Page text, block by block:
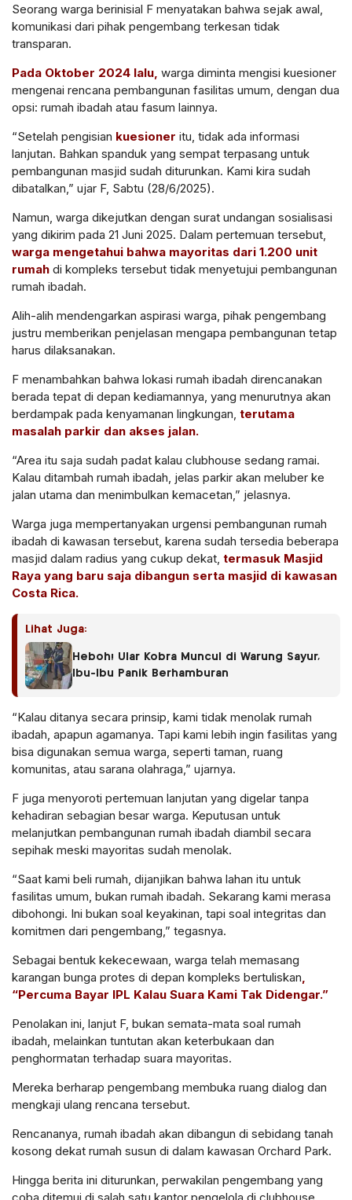
Seorang warga berinisial F menyatakan bahwa sejak awal,
komunikasi dari pihak pengembang terkesan tidak
transparan.
Pada Oktober 2024 lalu, warga diminta mengisi kuesioner
mengenai rencana pembangunan fasilitas umum, dengan dua
opsi: rumah ibadah atau fasum lainnya.
“Setelah pengisian kuesioner itu, tidak ada informasi
lanjutan. Bahkan spanduk yang sempat terpasang untuk
pembangunan masjid sudah diturunkan. Kami kira sudah
dibatalkan,” ujar F, Sabtu (28/6/2025).
Namun, warga dikejutkan dengan surat undangan sosialisasi
yang dikirim pada 21 Juni 2025. Dalam pertemuan tersebut,
warga mengetahui bahwa mayoritas dari 1.200 unit
rumah di kompleks tersebut tidak menyetujui pembangunan
rumah ibadah.
Alih-alih mendengarkan aspirasi warga, pihak pengembang
justru memberikan penjelasan mengapa pembangunan tetap
harus dilaksanakan.
F menambahkan bahwa lokasi rumah ibadah direncanakan
berada tepat di depan kediamannya, yang menurutnya akan
berdampak pada kenyamanan lingkungan, terutama
masalah parkir dan akses jalan.
“Area itu saja sudah padat kalau clubhouse sedang ramai.
Kalau ditambah rumah ibadah, jelas parkir akan meluber ke
jalan utama dan menimbulkan kemacetan,” jelasnya.
Warga juga mempertanyakan urgensi pembangunan rumah
ibadah di kawasan tersebut, karena sudah tersedia beberapa
masjid dalam radius yang cukup dekat, termasuk Masjid
Raya yang baru saja dibangun serta masjid di kawasan
Costa Rica.
Lihat Juga:
Heboh! Ular Kobra Muncul di Warung Sayur,
Ibu-Ibu Panik Berhamburan
“Kalau ditanya secara prinsip, kami tidak menolak rumah
ibadah, apapun agamanya. Tapi kami lebih ingin fasilitas yang
bisa digunakan semua warga, seperti taman, ruang
komunitas, atau sarana olahraga,” ujarnya.
F juga menyoroti pertemuan lanjutan yang digelar tanpa
kehadiran sebagian besar warga. Keputusan untuk
melanjutkan pembangunan rumah ibadah diambil secara
sepihak meski mayoritas sudah menolak.
“Saat kami beli rumah, dijanjikan bahwa lahan itu untuk
fasilitas umum, bukan rumah ibadah. Sekarang kami merasa
dibohongi. Ini bukan soal keyakinan, tapi soal integritas dan
komitmen dari pengembang,” tegasnya.
Sebagai bentuk kekecewaan, warga telah memasang
karangan bunga protes di depan kompleks bertuliskan,
“Percuma Bayar IPL Kalau Suara Kami Tak Didengar.”
Penolakan ini, lanjut F, bukan semata-mata soal rumah
ibadah, melainkan tuntutan akan keterbukaan dan
penghormatan terhadap suara mayoritas.
Mereka berharap pengembang membuka ruang dialog dan
mengkaji ulang rencana tersebut.
Rencananya, rumah ibadah akan dibangun di sebidang tanah
kosong dekat rumah susun di dalam kawasan Orchard Park.
Hingga berita ini diturunkan, perwakilan pengembang yang